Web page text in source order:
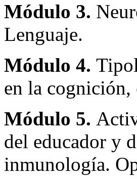
Módulo 3.
Lenguaje.
Módulo 4.
en la cognición,
Módulo 5.
del educador y
inmunología.